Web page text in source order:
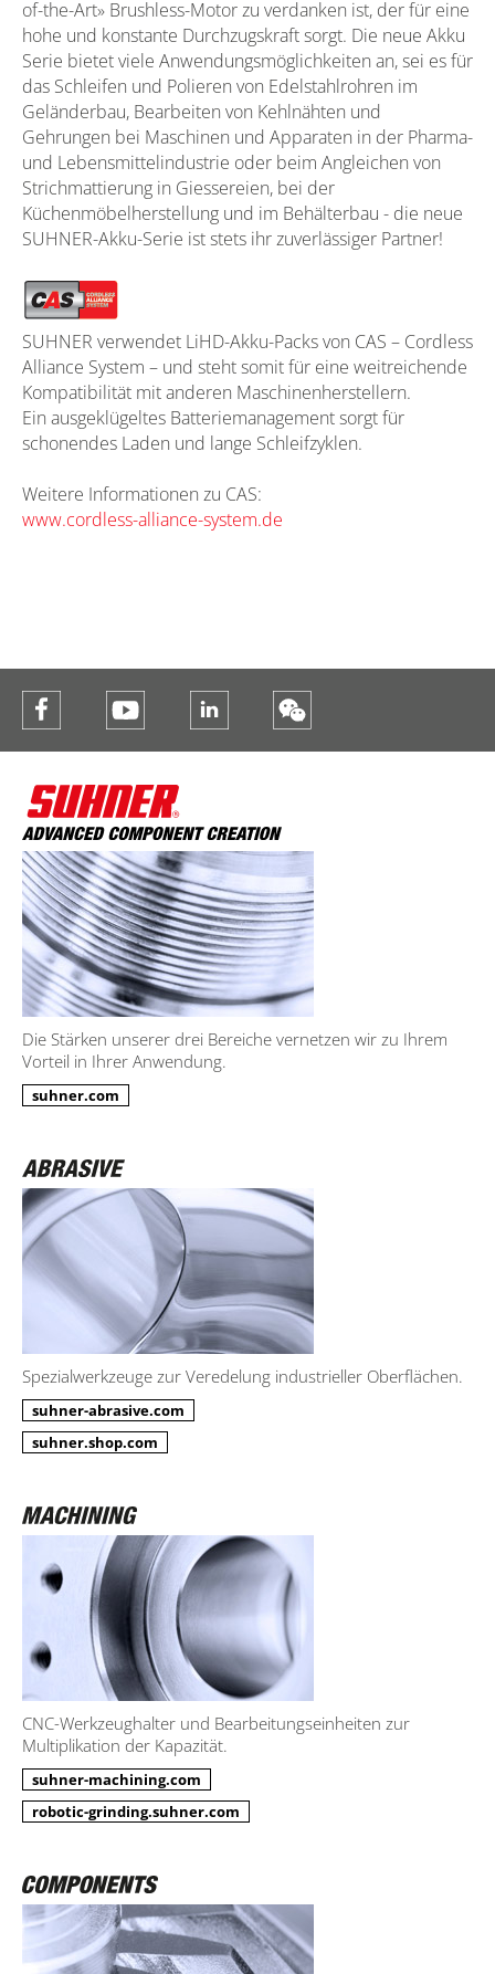
of-the-Art» Brushless-Motor zu verdanken ist, der für eine
hohe und konstante Durchzugskraft sorgt. Die neue Akku
Serie bietet viele Anwendungsmöglichkeiten an, sei es für
das Schleifen und Polieren von Edelstahlrohren im
Geländerbau, Bearbeiten von Kehlnähten und
Gehrungen bei Maschinen und Apparaten in der Pharma-
und Lebensmittelindustrie oder beim Angleichen von
Strichmattierung in Giessereien, bei der
Küchenmöbelherstellung und im Behälterbau - die neue
SUHNER-Akku-Serie ist stets ihr zuverlässiger Partner!
SUHNER verwendet LiHD-Akku-Packs von CAS – Cordless
Alliance System – und steht somit für eine weitreichende
Kompatibilität mit anderen Maschinenherstellern.
Ein ausgeklügeltes Batteriemanagement sorgt für
schonendes Laden und lange Schleifzyklen.
Weitere Informationen zu CAS:
www.cordless-alliance-system.de
Die Stärken unserer drei Bereiche vernetzen wir zu Ihrem
Vorteil in Ihrer Anwendung.
suhner.com
Spezialwerkzeuge zur Veredelung industrieller Oberflächen.
suhner-abrasive.com
suhner.shop.com
CNC-Werkzeughalter und Bearbeitungseinheiten zur
Multiplikation der Kapazität.
suhner-machining.com
robotic-grinding.suhner.com